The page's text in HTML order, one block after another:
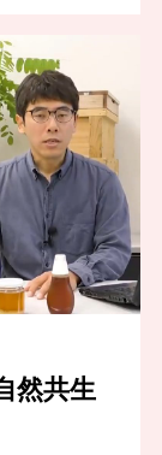
然共生